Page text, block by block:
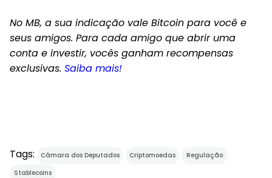
No MB, a sua indicação vale Bitcoin para você e
seus amigos. Para cada amigo que abrir uma
conta e investir, vocês ganham recompensas
exclusivas. Saiba mais!
Tags: Câmara dos Deputados Criptomoedas
Regulação
Stablecoins